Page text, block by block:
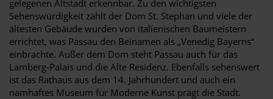
gelegenen Altstadt erkennbar. Zu den wichtigsten
Sehenswürdigkeit zählt der Dom St. Stephan und viele der
ältesten Gebäude wurden von italienischen Baumeistern
errichtet, was Passau den Beinamen als „Venedig Bayerns“
einbrachte. Außer dem Dom steht Passau auch für das
Lamberg-Palais und die Alte Residenz. Ebenfalls sehenswert
ist das Rathaus aus dem 14. Jahrhundert und auch ein
namhaftes Museum für Moderne Kunst prägt die Stadt.